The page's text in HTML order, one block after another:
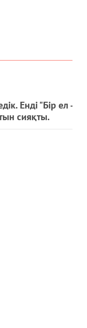
Енді "Бір ел -
сияқты.